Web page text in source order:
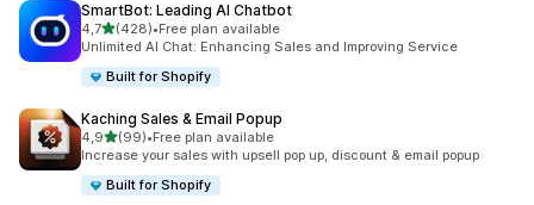
SmartBot: Leading AI Chatbot
4,7/ 5 tähteä
(428)
428 arvostelua yhteensä
•Free plan available
Unlimited AI Chat: Enhancing Sales and Improving Service
Built for Shopify
Kaching Sales & Email Popup
4,9/ 5 tähteä
(99)
99 arvostelua yhteensä
•Free plan available
Increase your sales with upsell pop up, discount & email popup
Built for Shopify